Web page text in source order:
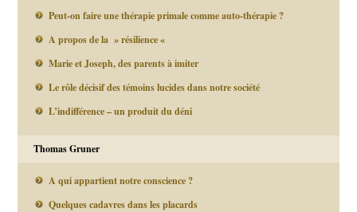
Peut-on faire une thérapie primale comme auto-thérapie ?
A propos de la » résilience «
Marie et Joseph, des parents à imiter
Le rôle décisif des témoins lucides dans notre société
L’indifférence – un produit du déni
Thomas Gruner
A qui appartient notre conscience ?
Quelques cadavres dans les placards